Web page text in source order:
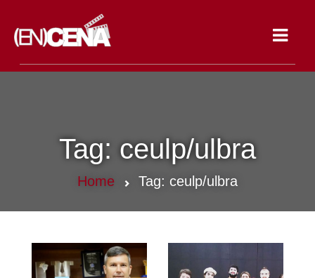
Tag: ceulp/ulbra
Home Tag: ceulp/ulbra